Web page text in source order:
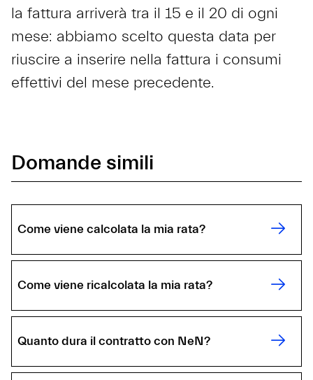
la fattura arriverà tra il 15 e il 20 di ogni
mese: abbiamo scelto questa data per
riuscire a inserire nella fattura i consumi
effettivi del mese precedente.
Domande simili
Come viene calcolata la mia rata?
Come viene ricalcolata la mia rata?
Quanto dura il contratto con NeN?